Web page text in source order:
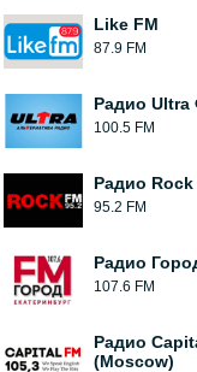
Like FM
87.9 FM
Радио
100.5 FM
Радио Rock
95.2 FM
Радио
107.6 FM
Радио
(Moscow)